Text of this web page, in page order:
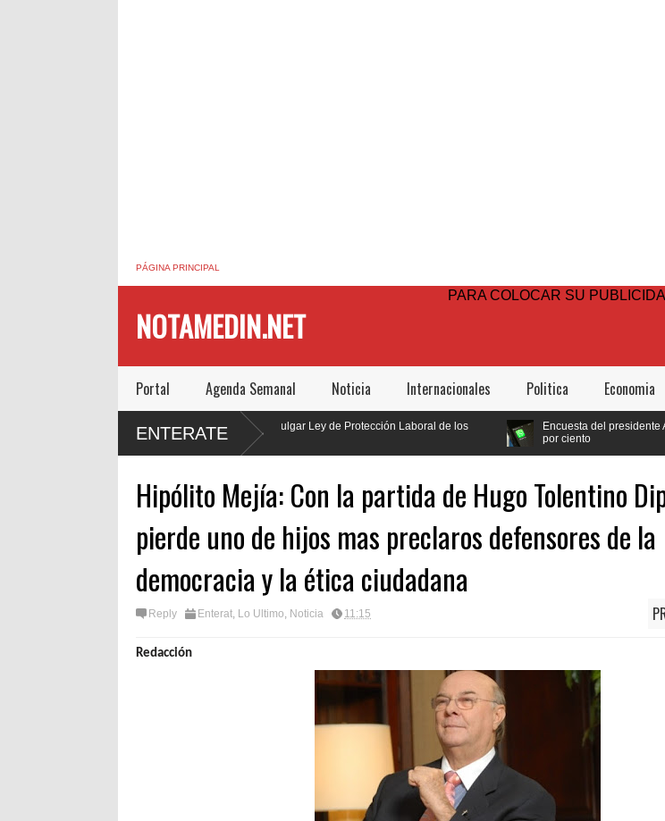
PÁGINA PRINCIPAL
NOTAMEDIN.NET
PARA COLOCAR SU
Portal Agenda Semanal Noticia Internacionales Politica Economia
ENTERATE
Luis Abinader hará justicia al promulgar Ley de Protección Laboral de los
Encuesta del presidente Abinader, recibe
Hipólito Mejía: Con la partida de Hugo Tolentino
pierde uno de hijos mas preclaros defensores de la
democracia y la ética ciudadana
Reply Enterat, Lo Ultimo, Noticia 11:15
Redacción